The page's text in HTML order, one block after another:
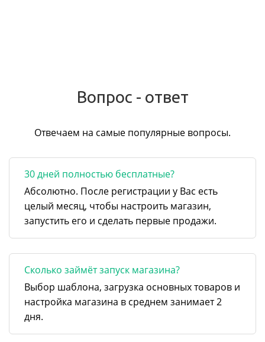
Вопрос - ответ
Отвечаем на самые популярные вопросы.
30 дней полностью бесплатные?
Абсолютно. После регистрации у Вас есть
целый месяц, чтобы настроить магазин,
запустить его и сделать первые продажи.
Сколько займёт запуск магазина?
Выбор шаблона, загрузка основных товаров и
настройка магазина в среднем занимает 2
дня.